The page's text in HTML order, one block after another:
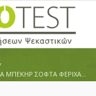
ΜΠΕΚΗΡ ΣΟΦΤΑ ΦΕΡΙΧΑ...